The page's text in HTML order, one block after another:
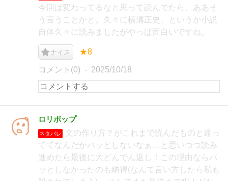
今回は変わってるなと思って読んでたら、ああそ
う言うことかと。久々に横溝正史、というか小説
自体久々に読みましたがやっぱ面白いですね。
ナイス ★8
コメント(0) 2025/10/18
ロリポップ
ネタバレ
文の作り方？がこれまで読んだものと違っ
ててなんだかパッとしないなぁ…と思いつつ読み
進めたら最後に大どんでん返し！この理由ならパ
ッとしなかったのも納得(なんて言い方したら私も